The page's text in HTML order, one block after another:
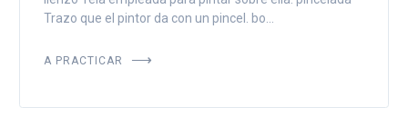
Trazo que el pintor da con un pincel. bo...
A PRACTICAR